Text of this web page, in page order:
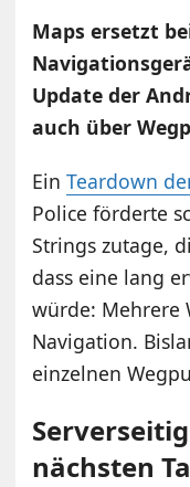
Maps ersetzt
Update der
auch über
EinTeardown
Police förderte
Strings zutage,
dass eine lang
würde: Mehrere
Navigation.
einzelnen
nächsten